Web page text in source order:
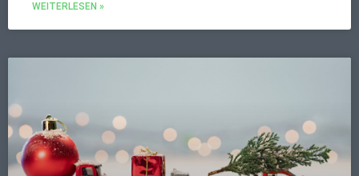
WEITERLESEN »